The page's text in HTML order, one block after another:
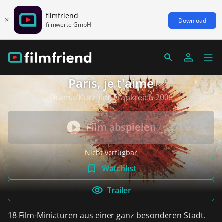
filmfriend
filmwerte GmbH Download
Paris, je t'aime
Drama/Kurzfilm, Frankreich 2006
Film abspielen
Nicht verfügbar
Watchlist
Trailer
18 Film-Miniaturen aus einer ganz besonderen Stadt.